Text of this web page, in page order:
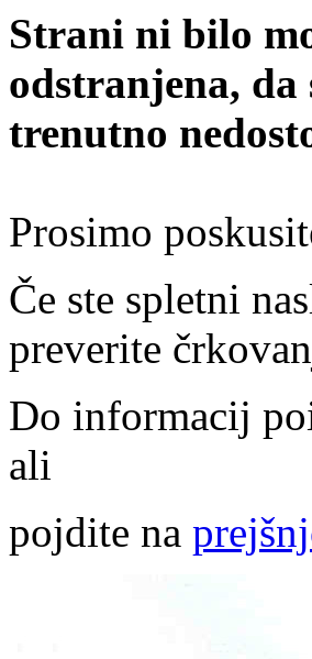
Strani ni bilo
odstranjena, da
trenutno
Prosimo
Če ste spletni
preverite
Do informacij
ali
pojdite na